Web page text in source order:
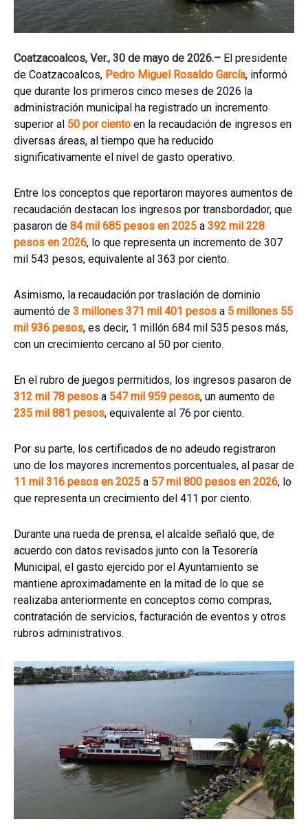
Coatzacoalcos, Ver., 30 de mayo de 2026.– El presidente
de Coatzacoalcos, Pedro Miguel Rosaldo García, informó
que durante los primeros cinco meses de 2026 la
administración municipal ha registrado un incremento
superior al 50 por ciento en la recaudación de ingresos en
diversas áreas, al tiempo que ha reducido
significativamente el nivel de gasto operativo.
Entre los conceptos que reportaron mayores aumentos de
recaudación destacan los ingresos por transbordador, que
pasaron de 84 mil 685 pesos en 2025 a 392 mil 228
pesos en 2026, lo que representa un incremento de 307
mil 543 pesos, equivalente al 363 por ciento.
Asimismo, la recaudación por traslación de dominio
aumentó de 3 millones 371 mil 401 pesos a 5 millones 55
mil 936 pesos, es decir, 1 millón 684 mil 535 pesos más,
con un crecimiento cercano al 50 por ciento.
En el rubro de juegos permitidos, los ingresos pasaron de
312 mil 78 pesos a 547 mil 959 pesos, un aumento de
235 mil 881 pesos, equivalente al 76 por ciento.
Por su parte, los certificados de no adeudo registraron
uno de los mayores incrementos porcentuales, al pasar de
11 mil 316 pesos en 2025 a 57 mil 800 pesos en 2026, lo
que representa un crecimiento del 411 por ciento.
Durante una rueda de prensa, el alcalde señaló que, de
acuerdo con datos revisados junto con la Tesorería
Municipal, el gasto ejercido por el Ayuntamiento se
mantiene aproximadamente en la mitad de lo que se
realizaba anteriormente en conceptos como compras,
contratación de servicios, facturación de eventos y otros
rubros administrativos.